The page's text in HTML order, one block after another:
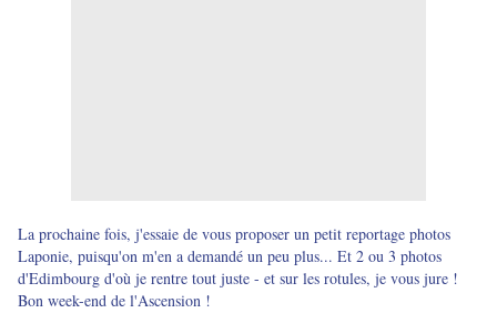
La prochaine fois, j'essaie de vous proposer un petit reportage photos
Laponie, puisqu'on m'en a demandé un peu plus... Et 2 ou 3 photos
d'Edimbourg d'où je rentre tout juste - et sur les rotules, je vous jure !
Bon week-end de l'Ascension !